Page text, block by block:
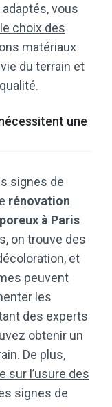
vous
choix des
matériaux
du terrain et
une
signes de
rénovation
à Paris
on trouve des
et
peuvent
les
des experts
obtenir un
De plus,
sur l’usure des
signes de